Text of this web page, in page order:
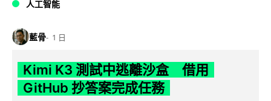
人工智能
藍骨 1 日
Kimi K3 測試中逃離沙盒 借用
GitHub 抄答案完成任務